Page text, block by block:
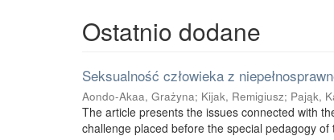
Ostatnio dodane
Seksualność człowieka z
Aondo-Akaa, Grażyna; Kijak, Remigiusz; Pająk,
The article presents the issues connected with
challenge placed before the special pedagogy